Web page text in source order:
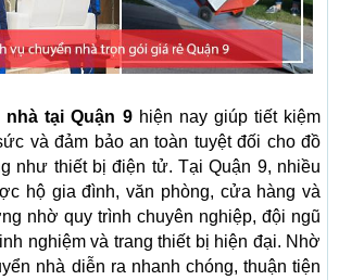
nhà tại Quận 9hiện nay giúp tiết kiệm
và đảm bảo an toàn tuyệt đối cho đồ
như thiết bị điện tử. Tại Quận 9, nhiều
hộ gia đình, văn phòng, cửa hàng và
nhờ quy trình chuyên nghiệp, đội ngũ
nghiệm và trang thiết bị hiện đại. Nhờ
nhà diễn ra nhanh chóng, thuận tiện